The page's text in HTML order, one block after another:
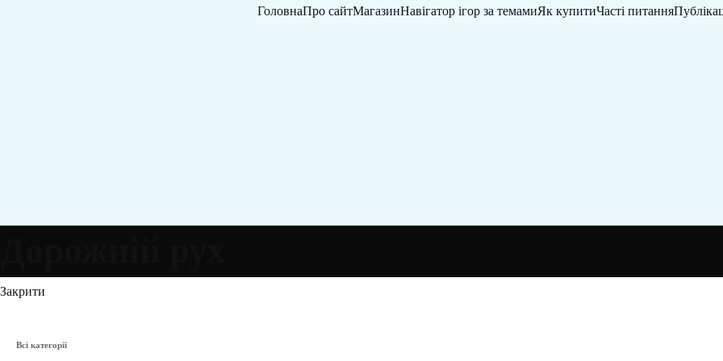
ГоловнаПро сайтМагазинНавігатор ігор за темамиЯк купитиЧасті питання
Закрити
Всі категорії